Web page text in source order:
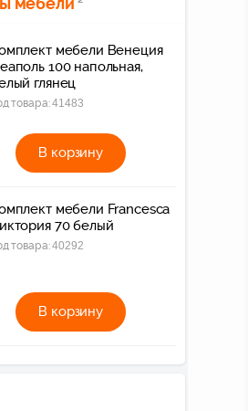
мебели Венеция
100 напольная,
глянец
товара:41483
В корзину
мебели Francesca
70 белый
товара:40292
В корзину